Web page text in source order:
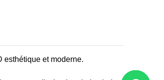
esthétique et moderne.